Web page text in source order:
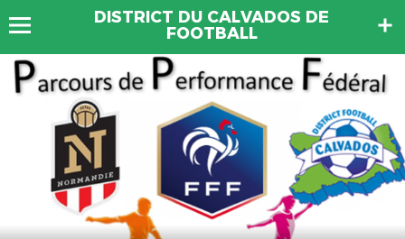
DISTRICT DU CALVADOS DE
FOOTBALL